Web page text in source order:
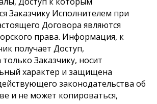
Заказчику Исполнителем при
Договора являются
права. Информация, к
получает Доступ,
Заказчику, носит
характер и защищена
законодательства об
и не может копироваться,